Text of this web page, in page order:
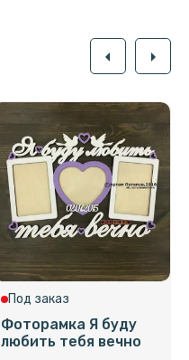
arrow_left arrow_right
Под заказ
Фоторамка Я буду
любить тебя вечно